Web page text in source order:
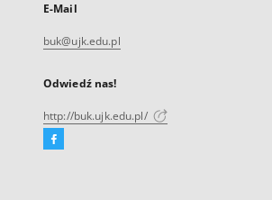
E-Mail
buk@ujk.edu.pl
Odwiedź nas!
http://buk.ujk.edu.pl/
Facebook